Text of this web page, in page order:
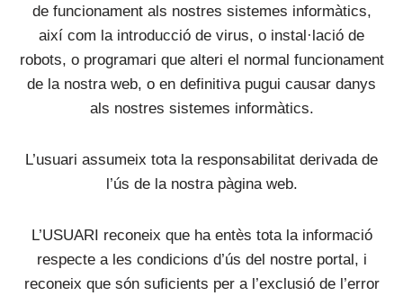
de funcionament als nostres sistemes informàtics,
així com la introducció de virus, o instal·lació de
robots, o programari que alteri el normal funcionament
de la nostra web, o en definitiva pugui causar danys
als nostres sistemes informàtics.
L’usuari assumeix tota la responsabilitat derivada de
l’ús de la nostra pàgina web.
L’USUARI reconeix que ha entès tota la informació
respecte a les condicions d’ús del nostre portal, i
reconeix que són suficients per a l’exclusió de l’error